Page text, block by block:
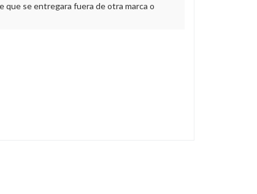
que se entregara fuera de otra marca o